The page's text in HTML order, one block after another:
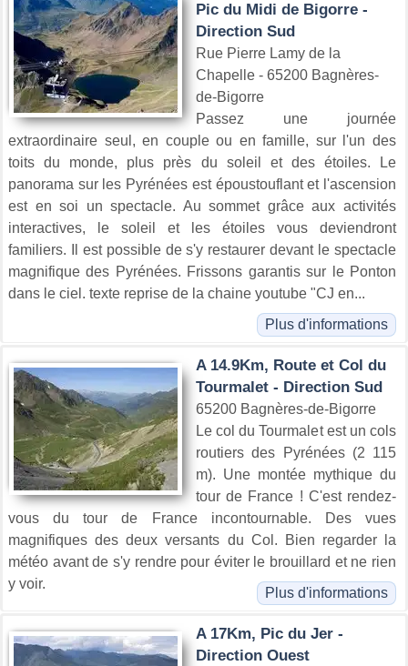
Pic du Midi de Bigorre -
Direction Sud
Rue Pierre Lamy de la
Chapelle - 65200 Bagnères-
de-Bigorre
Passez une journée
extraordinaire seul, en couple ou en famille, sur l'un des
toits du monde, plus près du soleil et des étoiles. Le
panorama sur les Pyrénées est époustouflant et l'ascension
est en soi un spectacle. Au sommet grâce aux activités
interactives, le soleil et les étoiles vous deviendront
familiers. Il est possible de s'y restaurer devant le spectacle
magnifique des Pyrénées. Frissons garantis sur le Ponton
dans le ciel. texte reprise de la chaine youtube "CJ en...
Plus d'informations
A 14.9Km, Route et Col du
Tourmalet - Direction Sud
65200 Bagnères-de-Bigorre
Le col du Tourmalet est un cols
routiers des Pyrénées (2 115
m). Une montée mythique du
tour de France ! C'est rendez-
vous du tour de France incontournable. Des vues
magnifiques des deux versants du Col. Bien regarder la
météo avant de s'y rendre pour éviter le brouillard et ne rien
y voir.
Plus d'informations
A 17Km, Pic du Jer -
Direction Ouest